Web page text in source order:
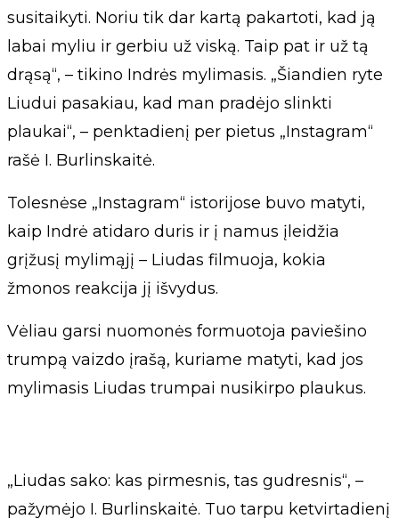
susitaikyti. Noriu tik dar kartą pakartoti, kad ją
labai myliu ir gerbiu už viską. Taip pat ir už tą
drąsą“, – tikino Indrės mylimasis. „Šiandien ryte
Liudui pasakiau, kad man pradėjo slinkti
plaukai“, – penktadienį per pietus „Instagram“
rašė I. Burlinskaitė.
Tolesnėse „Instagram“ istorijose buvo matyti,
kaip Indrė atidaro duris ir į namus įleidžia
grįžusį mylimąjį – Liudas filmuoja, kokia
žmonos reakcija jį išvydus.
Vėliau garsi nuomonės formuotoja paviešino
trumpą vaizdo įrašą, kuriame matyti, kad jos
mylimasis Liudas trumpai nusikirpo plaukus.
„Liudas sako: kas pirmesnis, tas gudresnis“, –
pažymėjo I. Burlinskaitė. Tuo tarpu ketvirtadienį